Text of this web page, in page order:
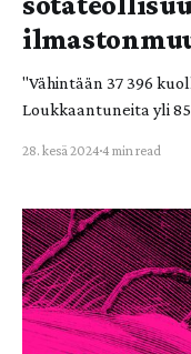
"Vähintään 37 396
Loukkaantuneita yli 85
annetaan yhä vain
enemmän kuin
28. kesä 2024 4 min read